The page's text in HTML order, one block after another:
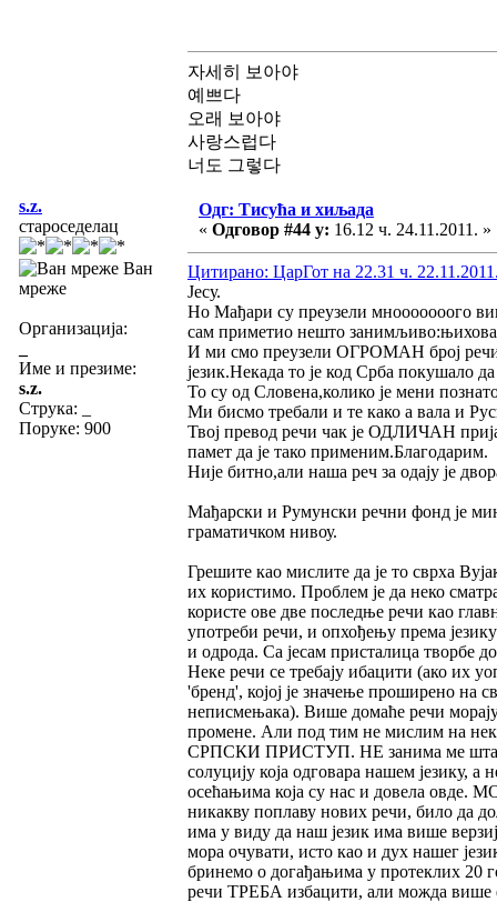
자세히 보아야
예쁘다
오래 보아야
사랑스럽다
너도 그렇다
s.z.
староседелац
Ван
мреже
Организација:
Име и презиме:
s.z.
Струка:
Поруке: 900
Одг: Тисућа и хиљада
« Одговор #44 у: 16.12 ч. 24.11.2011. »
Цитирано: ЦарГот на 22.31 ч.
Јесу.
Но Мађари су преузели мнооооооого
сам приметио нешто
И ми смо преузели ОГРОМАН број речи
језик.Некада то је код Срба покушало
То су од Словена,колико је мени
Ми бисмо требали и те како а вала и
Твој превод речи чак је ОДЛИЧАН
памет да је тако применим.Благодарим.
Није битно,али наша реч за одају је
Мађарски и Румунски речни фонд је
граматичком нивоу.
Грешите као мислите да је то сврха
их користимо. Проблем је да неко
користе ове две последње речи као
употреби речи, и опхођењу према
и одрода. Са јесам присталица творбе
Неке речи се требају ибацити (ако их
'бренд', којој је значење проширено на
неписмењака). Више домаће речи
промене. Али под тим не мислим на
СРПСКИ ПРИСТУП. НЕ занима ме шта
солуцију која одговара нашем
осећањима која су нас и довела овде.
никакву поплаву нових речи, било да
има у виду да наш језик има више
мора очувати, исто као и дух нашег
бринемо о догађањима у протеклих 20
речи ТРЕБА избацити, али можда више